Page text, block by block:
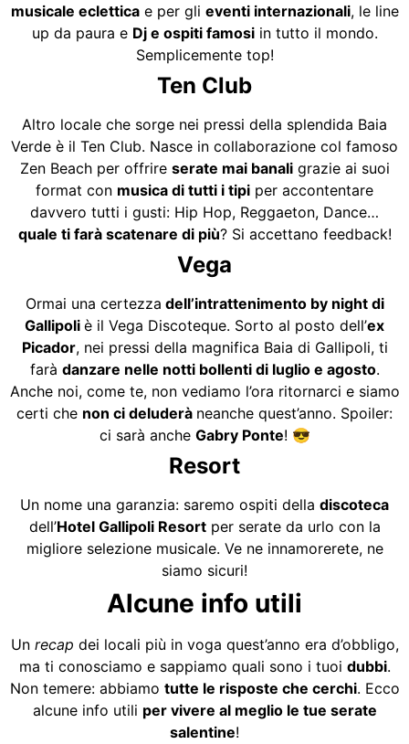
musicale ecletticae per gli eventi internazionali, le line
up da paura e Dj e ospiti famosiin tutto il mondo.
Semplicemente top!
Ten Club
Altro locale che sorge nei pressi della splendida Baia
Verde è il Ten Club. Nasce in collaborazione col famoso
Zen Beach per offrire serate mai banaligrazie ai suoi
format con musica di tutti i tipi per accontentare
davvero tutti i gusti: Hip Hop, Reggaeton, Dance…
quale ti farà scatenare di più? Si accettano feedback!
Vega
Ormai una certezza dell’intrattenimento by night di
Gallipoli è il Vega Discoteque. Sorto al posto dell’ex
Picador, nei pressi della magnifica Baia di Gallipoli, ti
farà danzare nelle notti bollenti di luglio e agosto.
Anche noi, come te, non vediamo l’ora ritornarci e siamo
certi che non ci deluderà neanche quest’anno. Spoiler:
ci sarà anche Gabry Ponte! 😎
Resort
Un nome una garanzia: saremo ospiti della discoteca
dell’Hotel Gallipoli Resortper serate da urlo con la
migliore selezione musicale. Ve ne innamorerete, ne
siamo sicuri!
Alcune info utili
Un recap dei locali più in voga quest’anno era d’obbligo,
ma ti conosciamo e sappiamo quali sono i tuoi dubbi.
Non temere: abbiamo tutte le risposte che cerchi. Ecco
alcune info utili per vivere al meglio le tue serate
salentine!